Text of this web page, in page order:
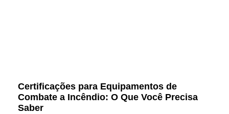
Certificações para Equipamentos de
Combate a Incêndio: O Que Você Precisa
Saber